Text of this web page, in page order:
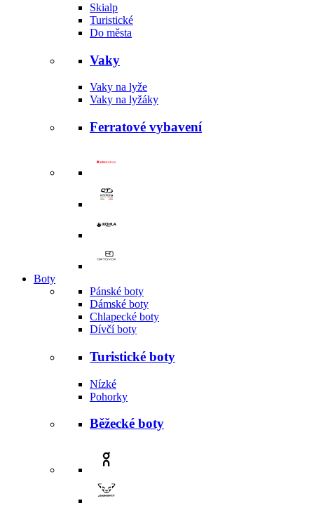
Skialp
Turistické
Do města
Vaky
Vaky na lyže
Vaky na lyžáky
Ferratové vybavení
Boty
Pánské boty
Dámské boty
Chlapecké boty
Dívčí boty
Turistické boty
Nízké
Pohorky
Běžecké boty